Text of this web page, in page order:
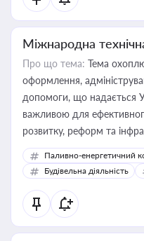
Міжнародна
Про що тема: Тема
оформлення,
допомоги, що надається
важливою для
розвитку, реформ та
Паливно-енергетичний
Будівельна діяльність